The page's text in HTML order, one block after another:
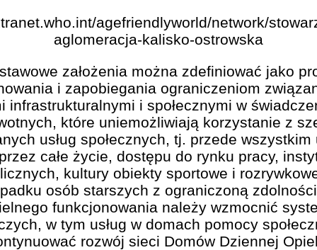
agefriendlyworld/network/
aglomeracja-kalisko-ostrowska
założenia można zdefiniować jako
i zapobiegania ograniczeniom
infrastrukturalnymi i społecznymi w
które uniemożliwiają korzystanie z
usług społecznych, tj. przede wszystkim
całe życie, dostępu do rynku pracy,
kultury obiekty sportowe i
osób starszych z ograniczoną
funkcjonowania należy wzmocnić
w tym usług w domach pomocy
rozwój sieci Domów Dziennej